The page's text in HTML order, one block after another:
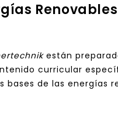
Renovables
están
curricular
bases de las energías